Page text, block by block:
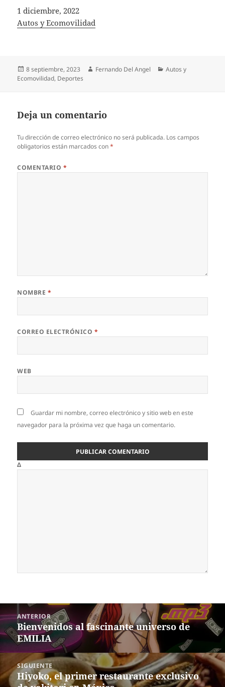
Fecha
1 diciembre, 2022
In relation to
Autos y Ecomovilidad
Publicado
el
8 septiembre, 2023 Autor
Fernando Del Angel Categorías
Autos y
Ecomovilidad, Deportes
Deja un comentario
Tu dirección de correo electrónico no será publicada. Los campos
obligatorios están marcados con*
COMENTARIO *
NOMBRE *
CORREO ELECTRÓNICO *
WEB
Guardar mi nombre, correo electrónico y sitio web en este
navegador para la próxima vez que haga un comentario.
Δ
Navegación
de
entradas
ANTERIOR
Entrada
anterior:
Bienvenidos al fascinante universo de
EMILIA
SIGUIENTE
Siguiente
Hiyoko, el primer restaurante exclusivo